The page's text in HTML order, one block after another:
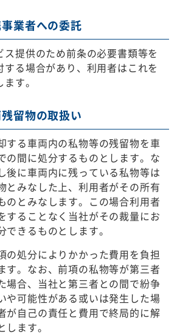
業者への委託
ス提供のため前条の必要書類等を
する場合があり、利用者はこれを
す。
留物の取扱い
する車両内の私物等の残留物を車
の間に処分するものとします。な
後に車両内に残っている私物等は
とみなした上、利用者がその所有
のとみなします。この場合利用者
することなく当社がその裁量にお
できるものとします。
の処分によりかかった費用を負担
す。なお、前項の私物等が第三者
場合、当社と第三者との間で紛争
や可能性がある或いは発生した場
が自己の責任と費用で終局的に解
ます。